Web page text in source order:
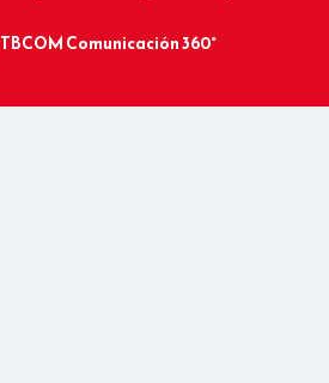
TBCOM Comunicación 360°